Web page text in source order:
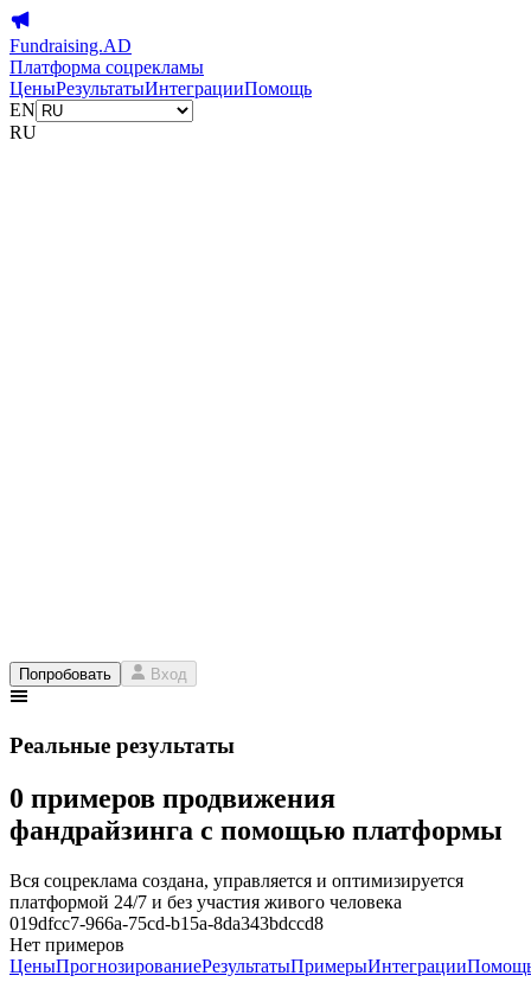
Fundraising.AD
Платформа соцрекламы
ЦеныРезультатыИнтеграцииПомощь
EN
RU
Попробовать Вход
Реальные результаты
0 примеров продвижения
фандрайзинга с помощью платформы
Вся соцреклама создана, управляется и оптимизируется
платформой 24/7 и без участия живого человека
019dfcc7-966a-75cd-b15a-8da343bdccd8
Нет примеров
ЦеныПрогнозированиеРезультатыПримерыИнтеграции